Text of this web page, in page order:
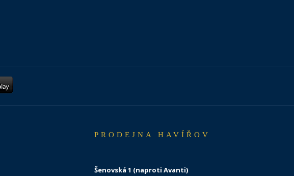
PRODEJNA HAVÍŘOV
Šenovská 1 (naproti Avanti)